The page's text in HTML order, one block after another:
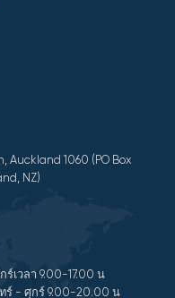
Auckland 1060 (PO Box
NZ)
เวลา 9.00-17.00 น
ร์ - ศุกร์ 9.00-20.00 น